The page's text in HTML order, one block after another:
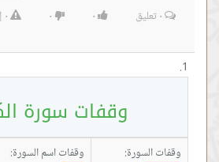
٠تعليق ٠ ٠ ٠
وقفات سورة
وقفات السورة: وقفات اسم السورة: